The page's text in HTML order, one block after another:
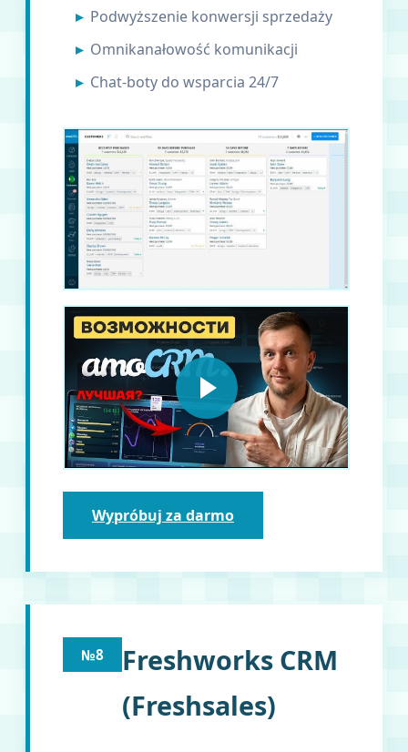
Podwyższenie konwersji sprzedaży
Omnikanałowość komunikacji
Chat-boty do wsparcia 24/7
Wypróbuj za darmo
№8
Freshworks CRM
(Freshsales)